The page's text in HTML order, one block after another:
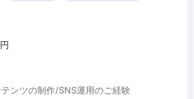
ンツの制作/SNS運用のご経験